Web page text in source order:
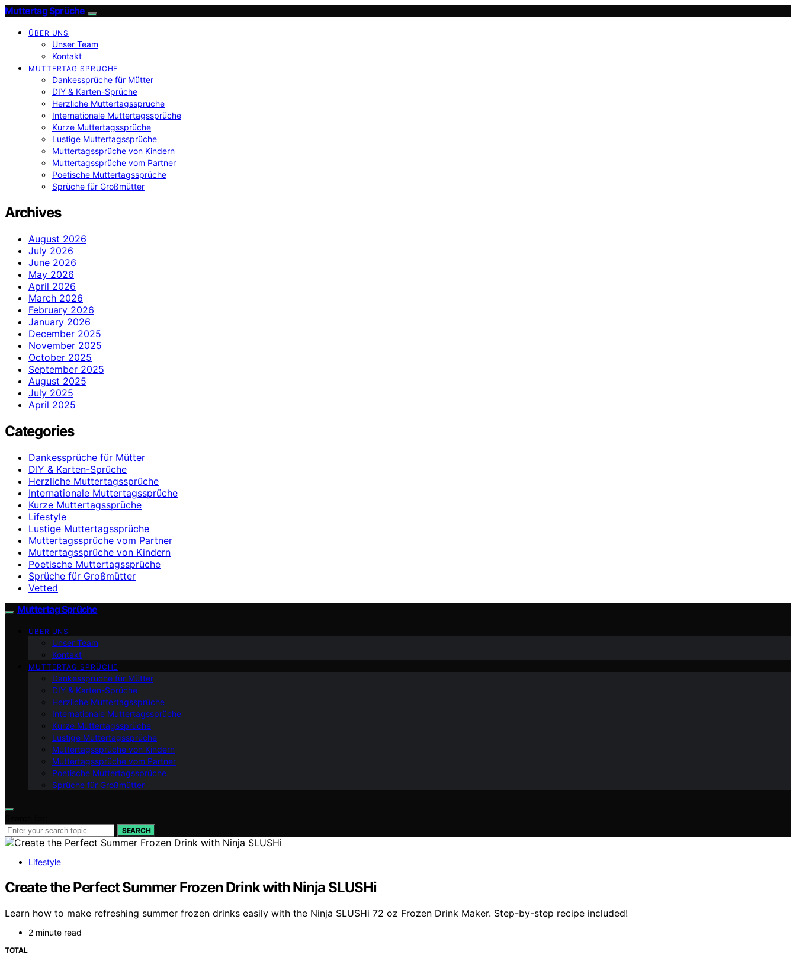
Muttertag Sprüche
ÜBER UNS
Unser Team
Kontakt
MUTTERTAG SPRÜCHE
Dankessprüche für Mütter
DIY & Karten-Sprüche
Herzliche Muttertagssprüche
Internationale Muttertagssprüche
Kurze Muttertagssprüche
Lustige Muttertagssprüche
Muttertagssprüche von Kindern
Muttertagssprüche vom Partner
Poetische Muttertagssprüche
Sprüche für Großmütter
Archives
August 2026
July 2026
June 2026
May 2026
April 2026
March 2026
February 2026
January 2026
December 2025
November 2025
October 2025
September 2025
August 2025
July 2025
April 2025
Categories
Dankessprüche für Mütter
DIY & Karten-Sprüche
Herzliche Muttertagssprüche
Internationale Muttertagssprüche
Kurze Muttertagssprüche
Lifestyle
Lustige Muttertagssprüche
Muttertagssprüche vom Partner
Muttertagssprüche von Kindern
Poetische Muttertagssprüche
Sprüche für Großmütter
Vetted
Muttertag Sprüche
ÜBER UNS
Unser Team
Kontakt
MUTTERTAG SPRÜCHE
Dankessprüche für Mütter
DIY & Karten-Sprüche
Herzliche Muttertagssprüche
Internationale Muttertagssprüche
Kurze Muttertagssprüche
Lustige Muttertagssprüche
Muttertagssprüche von Kindern
Muttertagssprüche vom Partner
Poetische Muttertagssprüche
Sprüche für Großmütter
SEARCH
Lifestyle
Create the Perfect Summer Frozen Drink with Ninja SLUSHi
Learn how to make refreshing summer frozen drinks easily with the Ninja SLUSHi 72 oz Frozen Drink Maker. Step-by-step recipe included!
2 minute read
TOTAL